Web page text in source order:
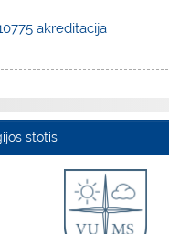
akreditacija
stotis